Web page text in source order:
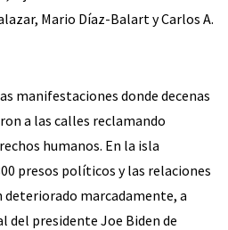
Mario Díaz-Balart y Carlos A.
manifestaciones donde decenas
a las calles reclamando
humanos. En la isla
presos políticos y las relaciones
deteriorado marcadamente, a
del presidente Joe Biden de